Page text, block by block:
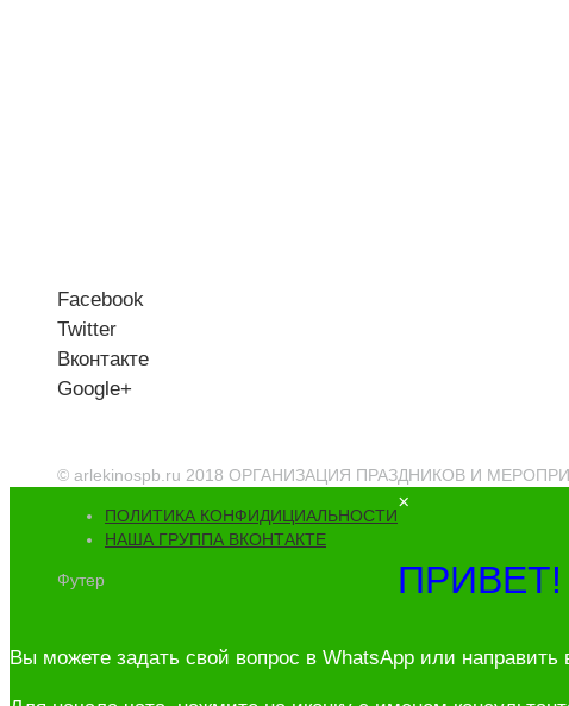
Facebook
Twitter
Вконтакте
Google+
© arlekinospb.ru 2018 ОРГАНИЗАЦИЯ ПРАЗДНИКОВ И
ПОЛИТИКА КОНФИДИЦИАЛЬНОСТИ
НАША ГРУППА ВКОНТАКТЕ
Футер
×
ПРИВЕТ!
Вы можете задать свой вопрос в WhatsApp или